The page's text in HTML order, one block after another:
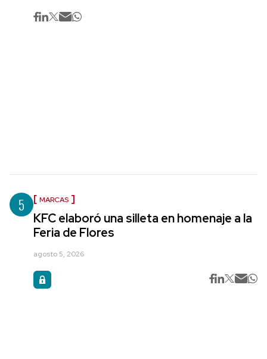
5 MARCAS
KFC elaboró una silleta en homenaje a la
Feria de Flores
agosto 5, 2026